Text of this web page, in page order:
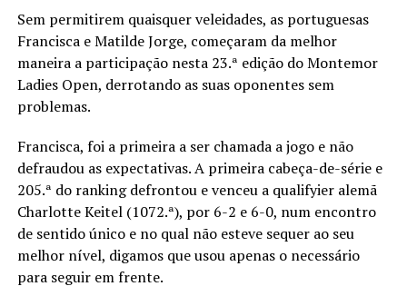
Sem permitirem quaisquer veleidades, as portuguesas
Francisca e Matilde Jorge, começaram da melhor
maneira a participação nesta 23.ª edição do Montemor
Ladies Open, derrotando as suas oponentes sem
problemas.
Francisca, foi a primeira a ser chamada a jogo e não
defraudou as expectativas. A primeira cabeça-de-série e
205.ª do ranking defrontou e venceu a qualifyier alemã
Charlotte Keitel (1072.ª), por 6-2 e 6-0, num encontro
de sentido único e no qual não esteve sequer ao seu
melhor nível, digamos que usou apenas o necessário
para seguir em frente.